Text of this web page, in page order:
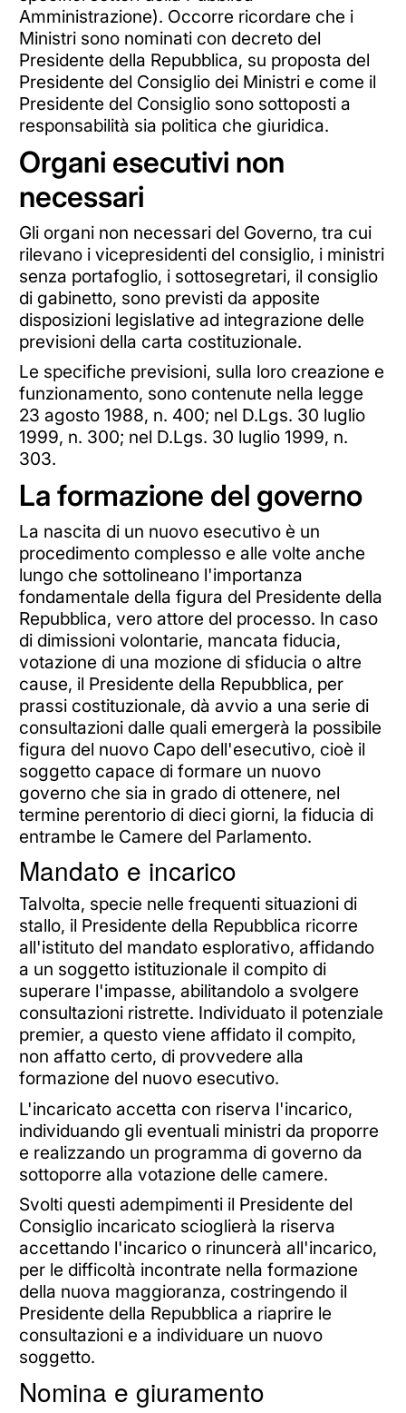
Amministrazione). Occorre ricordare che i
Ministri sono nominati con decreto del
Presidente della Repubblica, su proposta del
Presidente del Consiglio dei Ministri e come il
Presidente del Consiglio sono sottoposti a
responsabilità sia politica che giuridica.
Organi esecutivi non
necessari
Gli organi non necessari del Governo, tra cui
rilevano i vicepresidenti del consiglio, i ministri
senza portafoglio, i sottosegretari, il consiglio
di gabinetto, sono previsti da apposite
disposizioni legislative ad integrazione delle
previsioni della carta costituzionale.
Le specifiche previsioni, sulla loro creazione e
funzionamento, sono contenute nella legge
23 agosto 1988, n. 400; nel D.Lgs. 30 luglio
1999, n. 300; nel D.Lgs. 30 luglio 1999, n.
303.
La formazione del governo
La nascita di un nuovo esecutivo è un
procedimento complesso e alle volte anche
lungo che sottolineano l'importanza
fondamentale della figura del Presidente della
Repubblica, vero attore del processo. In caso
di dimissioni volontarie, mancata fiducia,
votazione di una mozione di sfiducia o altre
cause, il Presidente della Repubblica, per
prassi costituzionale, dà avvio a una serie di
consultazioni dalle quali emergerà la possibile
figura del nuovo Capo dell'esecutivo, cioè il
soggetto capace di formare un nuovo
governo che sia in grado di ottenere, nel
termine perentorio di dieci giorni, la fiducia di
entrambe le Camere del Parlamento.
Mandato e incarico
Talvolta, specie nelle frequenti situazioni di
stallo, il Presidente della Repubblica ricorre
all'istituto del mandato esplorativo, affidando
a un soggetto istituzionale il compito di
superare l'impasse, abilitandolo a svolgere
consultazioni ristrette. Individuato il potenziale
premier, a questo viene affidato il compito,
non affatto certo, di provvedere alla
formazione del nuovo esecutivo.
L'incaricato accetta con riserva l'incarico,
individuando gli eventuali ministri da proporre
e realizzando un programma di governo da
sottoporre alla votazione delle camere.
Svolti questi adempimenti il Presidente del
Consiglio incaricato scioglierà la riserva
accettando l'incarico o rinuncerà all'incarico,
per le difficoltà incontrate nella formazione
della nuova maggioranza, costringendo il
Presidente della Repubblica a riaprire le
consultazioni e a individuare un nuovo
soggetto.
Nomina e giuramento